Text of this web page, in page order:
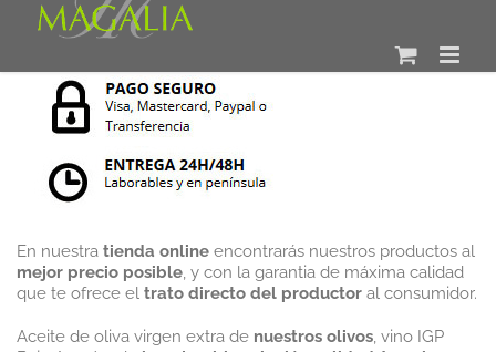
Saltar
En nuestra tienda online encontrarás nuestros productos al
mejor precio posible, y con la garantia de máxima calidad
que te ofrece el trato directo del productor al consumidor.
Aceite de oliva virgen extra de nuestros olivos, vino IGP